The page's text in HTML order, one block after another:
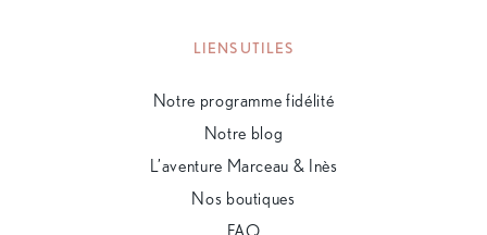
LIENS UTILES
Notre programme fidélité
Notre blog
L’aventure Marceau & Inès
Nos boutiques
FAQ